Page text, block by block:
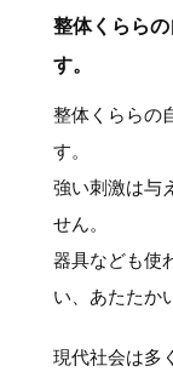
整体くらら
す。
整体くららの
す。
強い刺激は与
せん。
器具なども使
い、あたたか
現代社会は多